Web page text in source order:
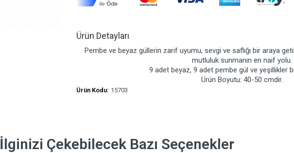
Ürün Detayları
Pembe ve beyaz güllerin zarif uyumu, sevgi ve saflığı bir araya
mutluluk sunmanın en naif yolu.
9 adet beyaz, 9 adet pembe gül ve yeşillikler
Ürün Boyutu: 40-50 cmdir.
Ürün Kodu: 15703
İlginizi Çekebilecek Bazı Seçenekler